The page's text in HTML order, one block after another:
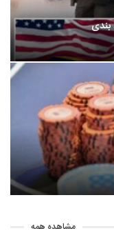
مشاهده همه